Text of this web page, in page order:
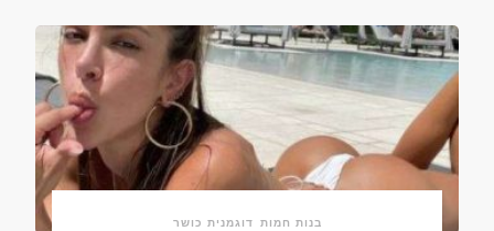
בנות חמות דוגמנית כושר